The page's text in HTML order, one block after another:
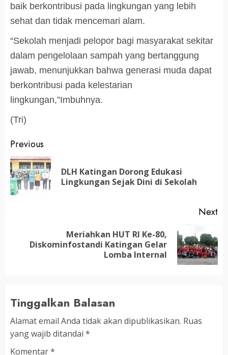
baik berkontribusi pada lingkungan yang lebih
sehat dan tidak mencemari alam.
“Sekolah menjadi pelopor bagi masyarakat sekitar
dalam pengelolaan sampah yang bertanggung
jawab, menunjukkan bahwa generasi muda dapat
berkontribusi pada kelestarian
lingkungan,”Imbuhnya.
(Tri)
Post
navigation
Previous
DLH Katingan Dorong Edukasi
Lingkungan Sejak Dini di Sekolah
Next
Next
Meriahkan HUT RI Ke-80,
Diskominfostandi Katingan Gelar
Lomba Internal
Tinggalkan Balasan
Alamat email Anda tidak akan dipublikasikan. Ruas
yang wajib ditandai *
Komentar*